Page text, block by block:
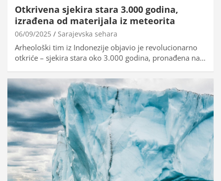
Otkrivena sjekira stara 3.000 godina,
izrađena od materijala iz meteorita
06/09/2025 Sarajevska sehara
Arheološki tim iz Indonezije objavio je revolucionarno
otkriće – sjekira stara oko 3.000 godina, pronađena na…